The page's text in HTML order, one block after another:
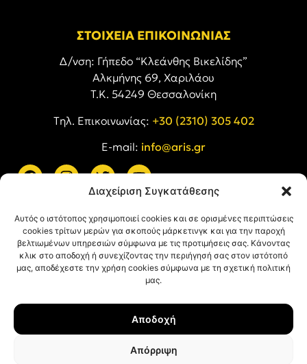
Διαχείριση Συγκατάθεσης
Αυτός ο ιστότοπος χρησιμοποιεί cookies και σε ορισμένες περιπτώσεις
cookies τρίτων μερών για σκοπούς μάρκετινγκ και για την παροχή
βελτιωμένων υπηρεσιών σύμφωνα με τις προτιμήσεις σας. Κάνοντας
κλικ στο αποδοχή ή συνεχίζοντας την περιήγησή σας στον ιστότοπό
μας, αποδέχεστε την χρήση cookies σύμφωνα με τη σχετική πολιτική
μας.
Αποδοχή
Απόρριψη
ΣΤΟΙΧΕΙΑ ΕΠΙΚΟΙΝΩΝΙΑΣ
Δ/νση: Γήπεδο “Κλεάνθης Βικελίδης”
Αλκμήνης 69, Χαριλάου
Τ.Κ. 54249 Θεσσαλονίκη
Tηλ. Επικοινωνίας: +30 (2310) 305 402
E-mail: info@aris.gr
Όροι Χρήσης
Πολιτική Cookies